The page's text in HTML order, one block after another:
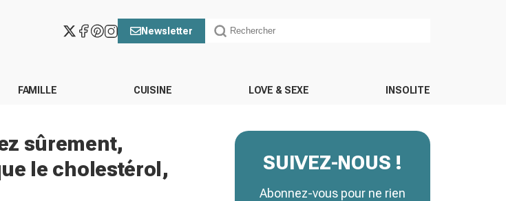
Newsletter
FAMILLE CUISINE LOVE & SEXE INSOLITE
sûrement,
le cholestérol,
SUIVEZ-NOUS !
Abonnez-vous pour ne rien